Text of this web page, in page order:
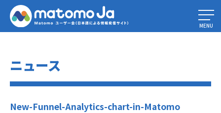
Home» ファンネル機能のアップデートについて
chart-in-Matomo
MENU
ニュース
New-Funnel-Analytics-chart-in-Matomo